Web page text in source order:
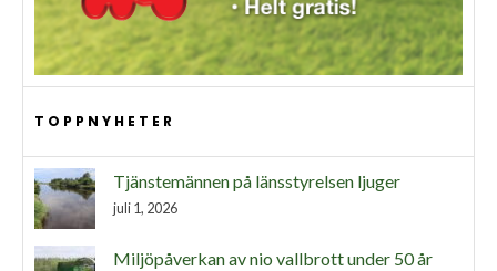
TOPPNYHETER
Tjänstemännen på länsstyrelsen ljuger
juli 1, 2026
Miljöpåverkan av nio vallbrott under 50 år